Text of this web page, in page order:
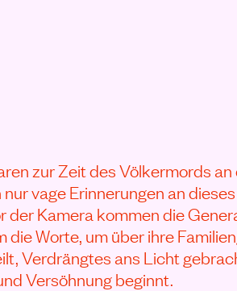
zur Zeit des Völkermords
vage Erinnerungen an
der Kamera kommen die
die Worte, um über ihre
Verdrängtes ans Licht
Versöhnung beginnt.